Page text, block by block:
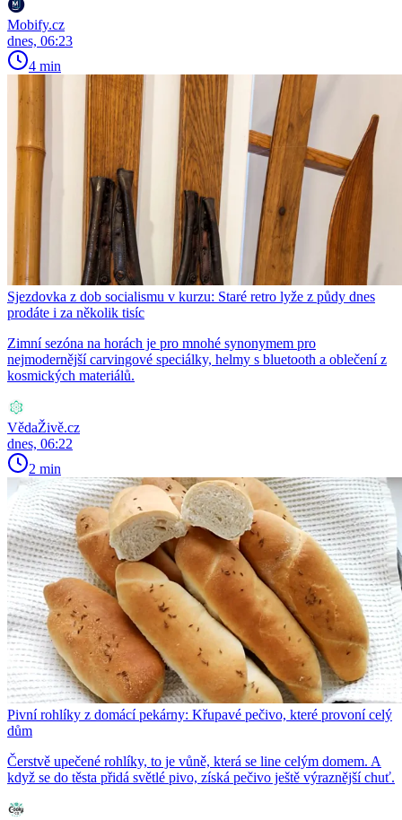
Mobify.cz
dnes, 06:23
4 min
Sjezdovka z dob socialismu v kurzu: Staré retro lyže z půdy dnes
prodáte i za několik tisíc
Zimní sezóna na horách je pro mnohé synonymem pro
nejmodernější carvingové speciálky, helmy s bluetooth a oblečení z
kosmických materiálů.
VědaŽivě.cz
dnes, 06:22
2 min
Pivní rohlíky z domácí pekárny: Křupavé pečivo, které provoní celý
dům
Čerstvě upečené rohlíky, to je vůně, která se line celým domem. A
když se do těsta přidá světlé pivo, získá pečivo ještě výraznější chuť.